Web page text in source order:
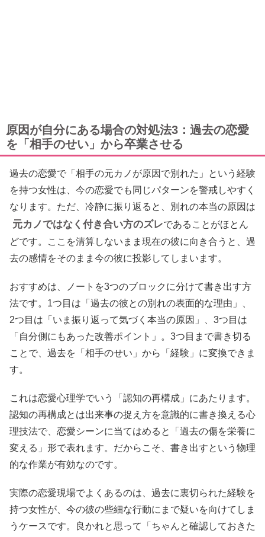
原因が自分にある場合の対処法3：過去の恋愛
を「相手のせい」から卒業させる
過去の恋愛で「相手の元カノが原因で別れた」という経験
を持つ女性は、今の恋愛でも同じパターンを警戒しやすく
なります。ただ、冷静に振り返ると、別れの本当の原因は
元カノではなく付き合い方のズレであることがほとん
どです。ここを清算しないまま現在の彼に向き合うと、過
去の感情をそのまま今の彼に投影してしまいます。
おすすめは、ノートを3つのブロックに分けて書き出す方
法です。1つ目は「過去の彼との別れの表面的な理由」、
2つ目は「いま振り返って気づく本当の原因」、3つ目は
「自分側にもあった改善ポイント」。3つ目まで書き切る
ことで、過去を「相手のせい」から「経験」に変換できま
す。
これは恋愛心理学でいう「認知の再構成」にあたります。
認知の再構成とは出来事の捉え方を意識的に書き換える心
理技法で、恋愛シーンに当てはめると「過去の傷を栄養に
変える」形で表れます。だからこそ、書き出すという物理
的な作業が有効なのです。
実際の恋愛現場でよくあるのは、過去に裏切られた経験を
持つ女性が、今の彼の些細な行動にまで疑いを向けてしま
うケースです。良かれと思って「ちゃんと確認しておきた